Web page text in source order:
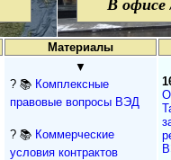
В офисе
Материалы
▼
? 📚 Комплексные
правовые вопросы ВЭД
? 📚 Коммерческие
условия контрактов
О